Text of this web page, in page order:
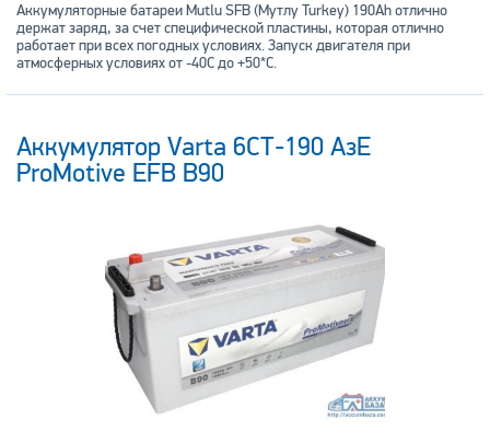
Аккумуляторные батареи Mutlu SFB (Мутлу Turkey) 190Ah отлично
держат заряд, за счет специфической пластины, которая отлично
работает при всех погодных условиях. Запуск двигателя при
атмосферных условиях от -40С до +50*С.
Аккумулятор Varta 6СТ-190 АзЕ
ProMotive EFB B90